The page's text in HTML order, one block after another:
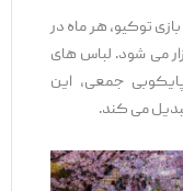
توکیو، هر ماه در
می ‌شود. لباس‌ های
جمعی، این
می‌ کند.